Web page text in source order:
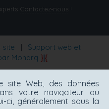
Contactez‑nous !
site |
Support web et
Monarq
site Web, des données
votre navigateur ou
ci, généralement sous la